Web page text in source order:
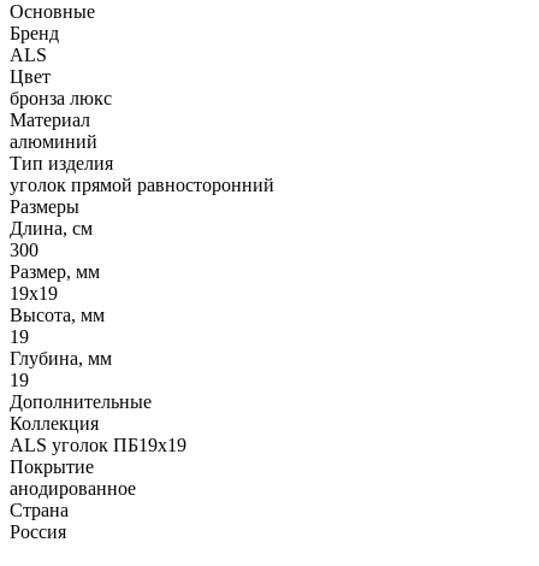
Основные
Бренд
ALS
Цвет
бронза люкс
Материал
алюминий
Тип изделия
уголок прямой равносторонний
Размеры
Длина, см
300
Размер, мм
19х19
Высота, мм
19
Глубина, мм
19
Дополнительные
Коллекция
ALS уголок ПБ19х19
Покрытие
анодированное
Страна
Россия